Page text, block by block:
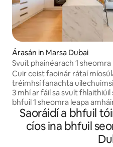
Árasán in Marsa Dubai
Svuít phainéarach 1 sheomra
JW Marriott Dubai Marina
Cuir ceist faoinár rátaí
tréimhsí fanachta
3 mhí ar fáil sa svuít fhlaithiúil
bhfuil 1 sheomra leapa
Marriott Dubai Marina Private
Residences. Saoire iontach
galántacht nua-aimseartha
Saoráidí a bhfuil
cíos ina bhfuil